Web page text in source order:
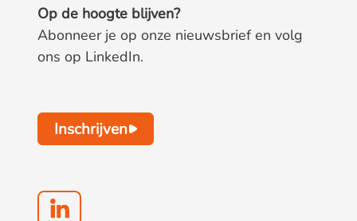
Op de hoogte blijven?
Abonneer je op onze nieuwsbrief en volg
ons op LinkedIn.
Inschrijven